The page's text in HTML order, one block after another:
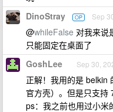
DinoStray OP Sep
@whileFalse 对我来说
只能固定在桌面了
GoshLee Sep 30,
正解！我用的是 belkin
官方壳）。但是只支持
ps：我之前也用过小米